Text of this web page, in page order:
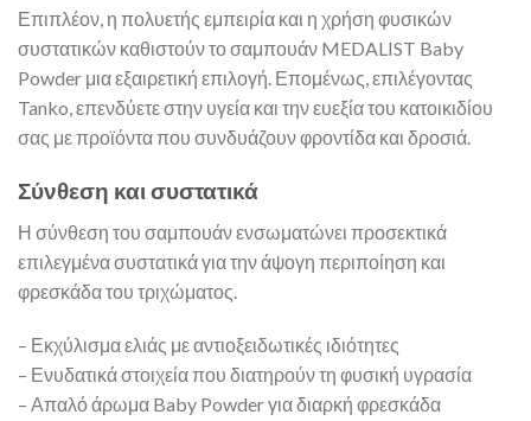
Επιπλέον, η πολυετής εμπειρία και η χρήση φυσικών
συστατικών καθιστούν το σαμπουάν MEDALIST Baby
Powder μια εξαιρετική επιλογή. Επομένως, επιλέγοντας
Tanko, επενδύετε στην υγεία και την ευεξία του κατοικιδίου
σας με προϊόντα που συνδυάζουν φροντίδα και δροσιά.
Σύνθεση και συστατικά
Η σύνθεση του σαμπουάν ενσωματώνει προσεκτικά
επιλεγμένα συστατικά για την άψογη περιποίηση και
φρεσκάδα του τριχώματος.
– Εκχύλισμα ελιάς με αντιοξειδωτικές ιδιότητες
– Ενυδατικά στοιχεία που διατηρούν τη φυσική υγρασία
– Απαλό άρωμα Baby Powder για διαρκή φρεσκάδα